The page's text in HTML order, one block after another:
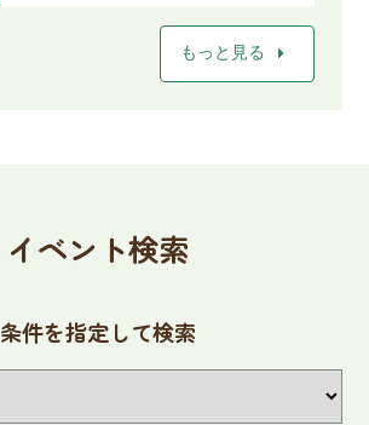
もっと見る arrow_right
イベント検索
条件を指定して検索